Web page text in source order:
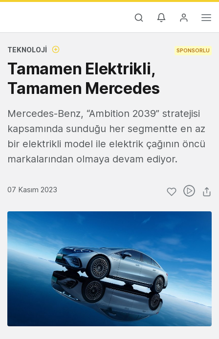
TEKNOLOJI SPONSORLU
Tamamen Elektrikli,
Tamamen Mercedes
Mercedes-Benz, “Ambition 2039” stratejisi
kapsamında sunduğu her segmentte en az
bir elektrikli model ile elektrik çağının öncü
markalarından olmaya devam ediyor.
07 Kasım 2023